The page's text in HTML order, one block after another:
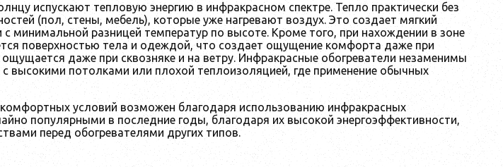
испускают тепловую энергию в инфракрасном спектре. Тепло практически без
(пол, стены, мебель), которые уже нагревают воздух. Это создает мягкий
разницей температур по высоте. Кроме того, при нахождении в зоне
поверхностью тела и одеждой, что создает ощущение комфорта даже при
даже при сквозняке и на ветру. Инфракрасные обогреватели незаменимы
высокими потолками или плохой теплоизоляцией, где применение обычных
условий возможен благодаря использованию инфракрасных
популярными в последние годы, благодаря их высокой энергоэффективности,
перед обогревателями других типов.